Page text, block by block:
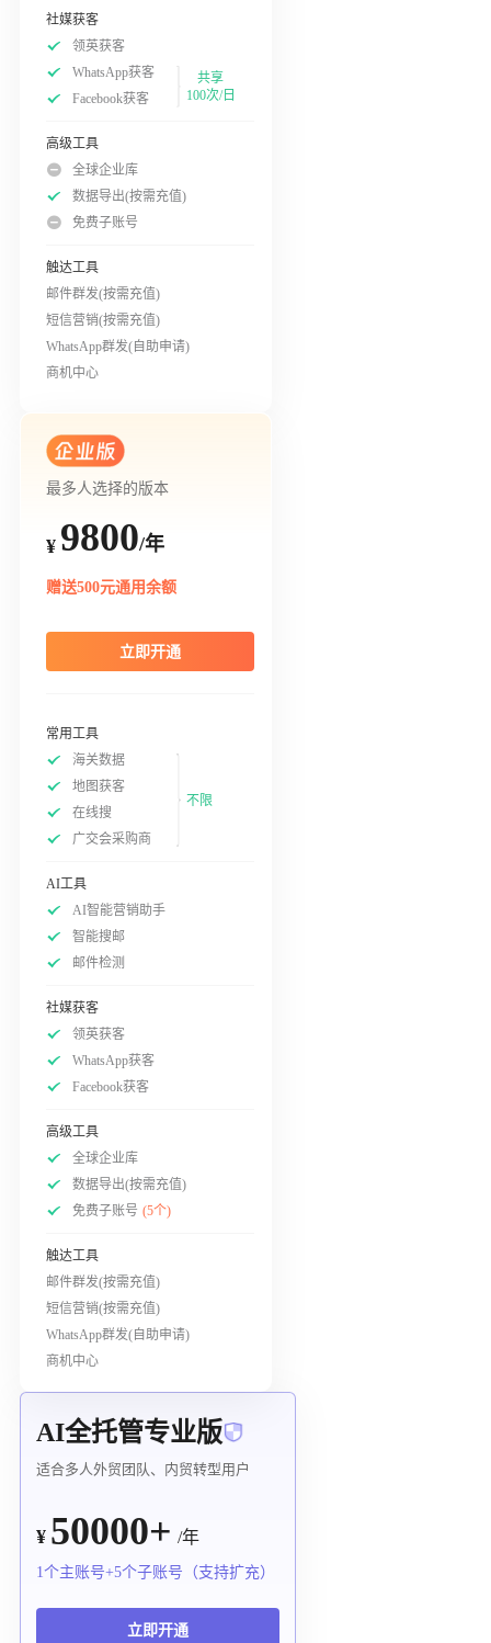
社媒获客
领英获客
WhatsApp获客
Facebook获客
共享
100次/日
高级工具
全球企业库
数据导出(按需充值)
免费子账号
触达工具
邮件群发(按需充值)
短信营销(按需充值)
WhatsApp群发(自助申请)
商机中心
最多人选择的版本
¥ 9800/年
赠送500元通用余额
立即开通
常用工具
海关数据
地图获客
在线搜
广交会采购商
不限
AI工具
AI智能营销助手
智能搜邮
邮件检测
社媒获客
领英获客
WhatsApp获客
Facebook获客
高级工具
全球企业库
数据导出(按需充值)
免费子账号 (5个)
触达工具
邮件群发(按需充值)
短信营销(按需充值)
WhatsApp群发(自助申请)
商机中心
AI全托管专业版
适合多人外贸团队、内贸转型用户
¥ 50000+ /年
1个主账号+5个子账号（支持扩充）
立即开通